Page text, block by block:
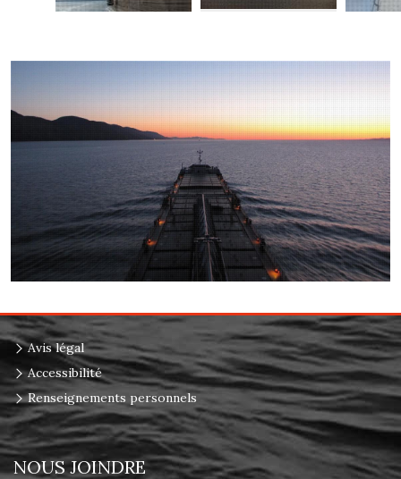
Avis légal
Accessibilité
Renseignements personnels
NOUS JOINDRE